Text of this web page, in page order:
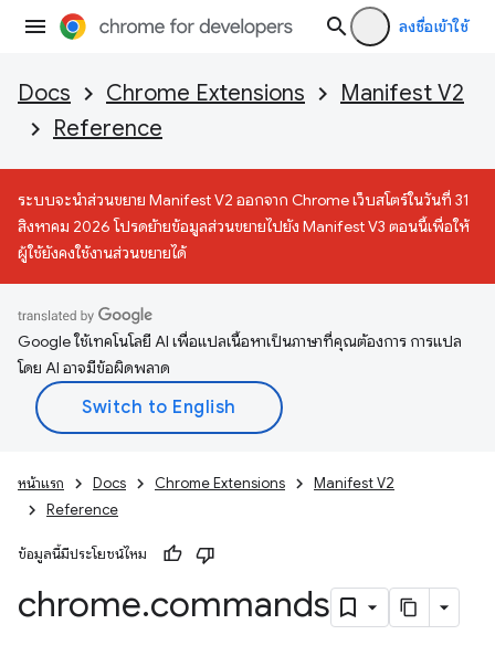
ลงชื่อเข้าใช้
Docs Chrome Extensions
Manifest V2
Reference
ระบบจะนำส่วนขยาย Manifest V2 ออกจาก Chrome เว็บสโตร์ในวันที่ 31
สิงหาคม 2026 โปรดย้ายข้อมูลส่วนขยายไปยัง Manifest V3 ตอนนี้เพื่อให้
ผู้ใช้ยังคงใช้งานส่วนขยายได้
Google ใช้เทคโนโลยี AI เพื่อแปลเนื้อหาเป็นภาษาที่คุณต้องการ การแปล
โดย AI อาจมีข้อผิดพลาด
หน้าแรก Docs Chrome Extensions
Manifest V2
Reference
ข้อมูลนี้มีประโยชน์ไหม
chrome.commands